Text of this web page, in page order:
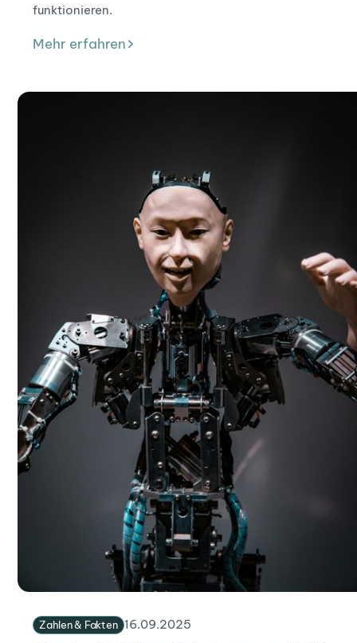
funktionieren.
Mehr erfahren
Zahlen & Fakten 16.09.2025